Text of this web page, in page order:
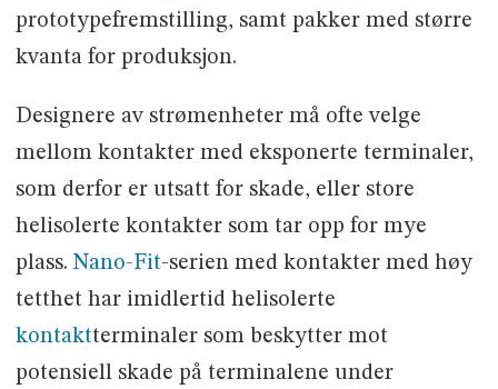
prototypefremstilling, samt pakker med større
kvanta for produksjon.
Designere av strømenheter må ofte velge
mellom kontakter med eksponerte terminaler,
som derfor er utsatt for skade, eller store
helisolerte kontakter som tar opp for mye
plass. Nano-Fit-serien med kontakter med høy
tetthet har imidlertid helisolerte
kontaktterminaler som beskytter mot
potensiell skade på terminalene under